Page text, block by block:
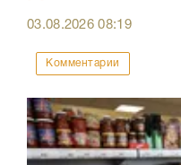
03.08.202608:19
Комментарии